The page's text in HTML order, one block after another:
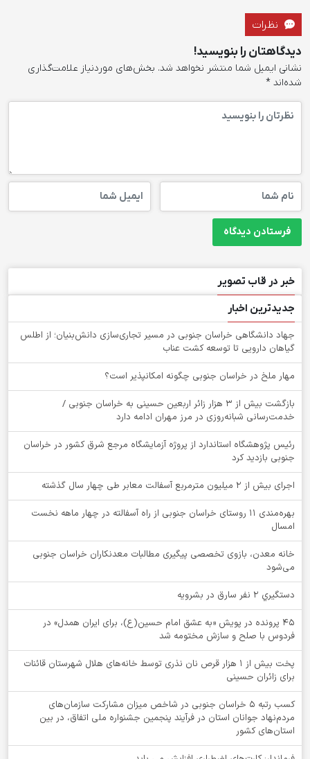
نظرات
دیدگاهتان را بنویسید!
نشانی ایمیل شما منتشر نخواهد شد. بخش‌های موردنیاز علامت‌گذاری
شده‌اند *
خبر در قاب تصویر
جدیدترین اخبار
جهاد دانشگاهی خراسان جنوبی در مسیر تجاری‌سازی دانش‌بنیان؛ از اطلس
گیاهان دارویی تا توسعه کشت عناب
‌مهار ملخ در خراسان جنوبی چگونه امکانپذیر است؟
بازگشت بیش از ۳ هزار زائر اربعین حسینی به خراسان جنوبی /
خدمت‌رسانی شبانه‌روزی در مرز مهران ادامه دارد
رئیس پژوهشگاه استاندارد از پروژه آزمایشگاه مرجع شرق کشور در خراسان
جنوبی بازدید کرد
اجرای بیش از ۲ میلیون مترمربع آسفالت معابر طی چهار سال گذشته
بهره‌مندی ۱۱ روستای خراسان جنوبی از راه آسفالته در چهار ماهه نخست
امسال
خانه معدن، بازوی تخصصی پیگیری مطالبات معدنکاران خراسان جنوبی
می‌شود
دستگيري 2 نفر سارق در بشرويه
۴۵ پرونده در پویش «به عشق امام حسین(ع)، برای ایران همدل» در
فردوس با صلح و سازش مختومه شد
پخت بیش از 1 هزار قرص نان نذری توسط خانه‌های هلال شهرستان قائنات
برای زائران حسینی
کسب رتبه ۵ خراسان جنوبی در شاخص میزان مشارکت سازمان‌های
مردم‌نهاد جوانان استان در فرآیند پنجمین جشنواره ملی اتفاق، در بین
استان‌های کشور